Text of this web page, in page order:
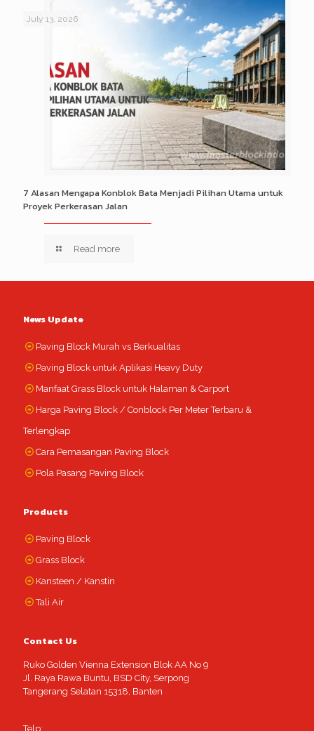
July 13, 2026
7 Alasan Mengapa Konblok Bata Menjadi Pilihan Utama untuk
Proyek Perkerasan Jalan
Read more
News Update
Paving Block Murah vs Berkualitas
Paving Block untuk Aplikasi Heavy Duty
Manfaat Grass Block untuk Halaman & Carport
Harga Paving Block / Conblock Per Meter Terbaru &
Terlengkap
Cara Pemasangan Paving Block
Pola Pasang Paving Block
Products
Paving Block
Grass Block
Kansteen / Kanstin
Tali Air
Contact Us
Ruko Golden Vienna Extension Blok AA No 9
Jl. Raya Rawa Buntu, BSD City, Serpong
Tangerang Selatan 15318, Banten
Telp: